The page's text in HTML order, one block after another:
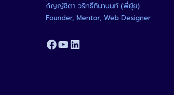
กัญญ์ชิตา วริทธิ์ทินานนท์ (พี่ยุ้ย)
Founder, Mentor, Web Designer
Facebook
YouTube
LinkedIn